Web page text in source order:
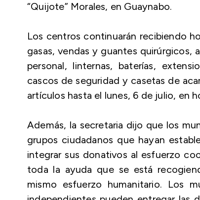
“Quijote” Morales, en Guaynabo.
Los centros continuarán recibiendo
gasas, vendas y guantes
personal, linternas, baterías,
cascos de seguridad y casetas de
artículos hasta el lunes, 6 de julio, en
Además, la secretaria dijo que los
grupos ciudadanos que hayan
integrar sus donativos al esfuerzo
toda la ayuda que se está
mismo esfuerzo humanitario. Los